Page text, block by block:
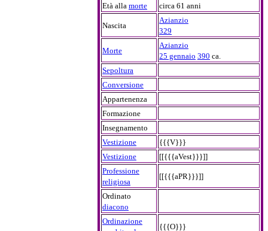
Età alla morte circa 61 anni
Nascita
Azianzio
329
Morte
Azianzio
25 gennaio 390 ca.
Sepoltura
Conversione
Appartenenza
Formazione
Insegnamento
Vestizione
{{{V}}}
Vestizione
[[{{{aVest}}}]]
Professione
religiosa
[[{{{aPR}}}]]
Ordinato
diacono
Ordinazione
{{{O}}}